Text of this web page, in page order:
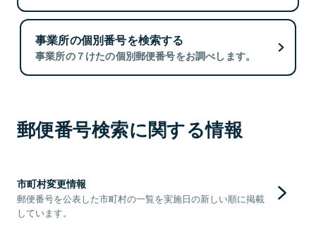
事業所の個別番号を検索する
事業所の７けたの個別郵便番号をお調べします。
郵便番号検索に関する情報
市町村変更情報
郵便番号を公表した市町村の一覧を実施日の新しい順に掲載
しています。